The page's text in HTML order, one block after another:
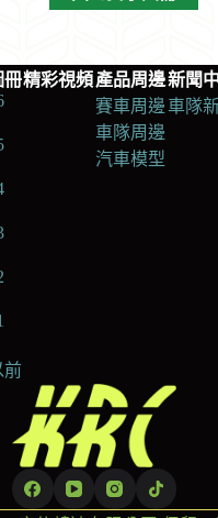
冊
前
精彩視頻產品周邊
賽車周邊
車隊周邊
汽車模型
新聞
車隊